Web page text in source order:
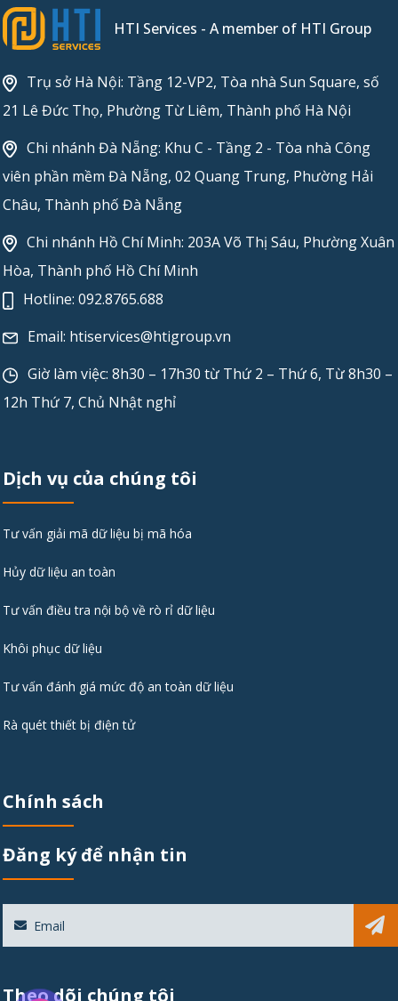
HTI Services - A member of HTI Group
Trụ sở Hà Nội: Tầng 12-VP2, Tòa nhà Sun Square, số
21 Lê Đức Thọ, Phường Từ Liêm, Thành phố Hà Nội
Chi nhánh Đà Nẵng: Khu C - Tầng 2 - Tòa nhà Công
viên phần mềm Đà Nẵng, 02 Quang Trung, Phường Hải
Châu, Thành phố Đà Nẵng
Chi nhánh Hồ Chí Minh: 203A Võ Thị Sáu, Phường Xuân
Hòa, Thành phố Hồ Chí Minh
Hotline:092.8765.688
Email: htiservices@htigroup.vn
Giờ làm việc: 8h30 – 17h30 từ Thứ 2 – Thứ 6, Từ 8h30 –
12h Thứ 7, Chủ Nhật nghỉ
Dịch vụ của chúng tôi
Tư vấn giải mã dữ liệu bị mã hóa
Hủy dữ liệu an toàn
Tư vấn điều tra nội bộ về rò rỉ dữ liệu
Khôi phục dữ liệu
Tư vấn đánh giá mức độ an toàn dữ liệu
Rà quét thiết bị điện tử
Chính sách
Đăng ký để nhận tin
Sub
Theo dõi chúng tôi